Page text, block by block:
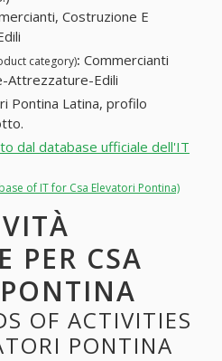
Costruzione E
category): Commercianti
Attrezzature-Edili
Pontina Latina, profilo
dal database ufficiale dell'IT
of IT for Csa Elevatori Pontina)
PER CSA
OF ACTIVITIES
PONTINA